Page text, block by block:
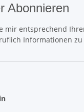
Abonnieren
mir entsprechend
Informationen